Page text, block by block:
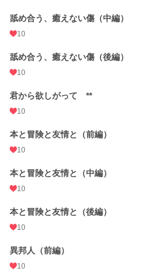
舐め合う、癒えない傷（中編）
10
舐め合う、癒えない傷（後編）
10
君から欲しがって **
10
本と冒険と友情と（前編）
10
本と冒険と友情と（中編）
10
本と冒険と友情と（後編）
10
異邦人（前編）
10